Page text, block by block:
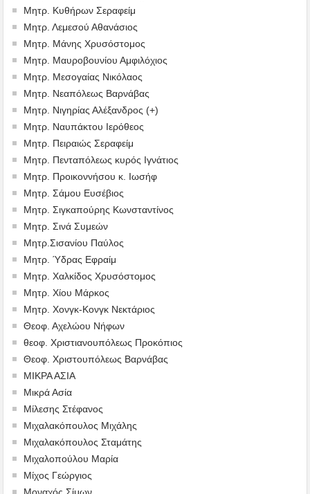
Μητρ. Κυθήρων Σεραφείμ
Μητρ. Λεμεσού Αθανάσιος
Μητρ. Μάνης Χρυσόστομος
Μητρ. Μαυροβουνίου Αμφιλόχιος
Μητρ. Μεσογαίας Νικόλαος
Μητρ. Νεαπόλεως Βαρνάβας
Μητρ. Νιγηρίας Αλέξανδρος (+)
Μητρ. Ναυπάκτου Ιερόθεος
Μητρ. Πειραιώς Σεραφείμ
Μητρ. Πενταπόλεως κυρός Ιγνάτιος
Μητρ. Προικοννήσου κ. Ιωσήφ
Μητρ. Σάμου Ευσέβιος
Μητρ. Σιγκαπούρης Κωνσταντίνος
Μητρ. Σινά Συμεών
Μητρ.Σισανίου Παύλος
Μητρ. Ύδρας Εφραίμ
Μητρ. Χαλκίδος Χρυσόστομος
Μητρ. Χίου Μάρκος
Μητρ. Χονγκ-Κονγκ Νεκτάριος
Θεοφ. Αχελώου Νήφων
θεοφ. Χριστιανουπόλεως Προκόπιος
Θεοφ. Χριστουπόλεως Βαρνάβας
ΜΙΚΡΑ ΑΣΙΑ
Μικρά Ασία
Μίλεσης Στέφανος
Μιχαλακόπουλος Μιχάλης
Μιχαλακόπουλος Σταμάτης
Μιχαλοπούλου Μαρία
Μίχος Γεώργιος
Μοναχός Σίμων